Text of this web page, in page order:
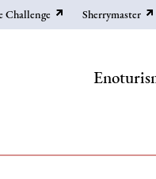
Challenge Sherrymaster